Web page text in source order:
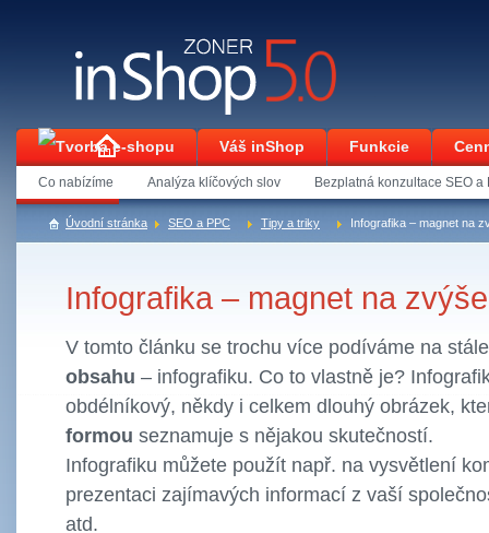
Váš inShop Funkcie
Co nabízíme Analýza klíčových slov Bezplatná konzultace SEO a
Kontakt
Úvodní stránka SEO a PPC Tipy a triky Infografika – magnet na
Infografika – magnet na
V tomto článku se trochu více podíváme na
obsahu – infografiku. Co to vlastně je?
obdélníkový, někdy i celkem dlouhý obrázek,
formou seznamuje s nějakou skutečností.
Infografiku můžete použít např. na vysvětlení
prezentaci zajímavých informací z vaší
atd.